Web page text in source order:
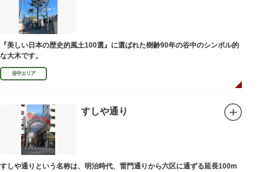
『美しい日本の歴史的風土100選』に選ばれた樹齢90年の谷中のシンボル的
な大木です。
谷中エリア
すしや通り
すしや通りという名称は、明治時代、雷門通りから六区に通ずる延長100m